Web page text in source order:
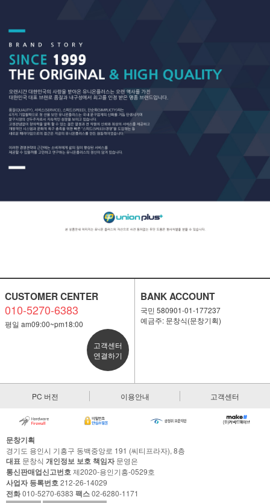
CUSTOMER CENTER
010-5270-6383
평일 am09:00~pm18:00
고객센터
연결하기
BANK ACCOUNT
국민 580901-01-177237
예금주: 문창식(문창기획)
PC 버전 이용안내 고객센터
문창기획
경기도 용인시 기흥구 동백중앙로 191 (씨티프라자), 8층
대표 문창식 개인정보 보호 책임자문영은
통신판매업신고번호제2020-용인기흥-0529호
사업자 등록번호212-26-14029
전화010-5270-6383 팩스02-6280-1171